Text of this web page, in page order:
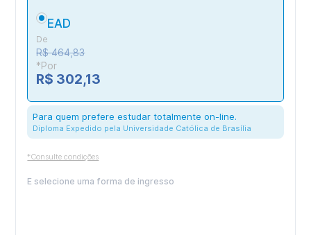
EAD
De
R$ 464,83
*Por
R$ 302,13
Para quem prefere estudar totalmente on-line.
Diploma Expedido pela Universidade Católica de Brasília
*Consulte condições
E selecione uma forma de ingresso